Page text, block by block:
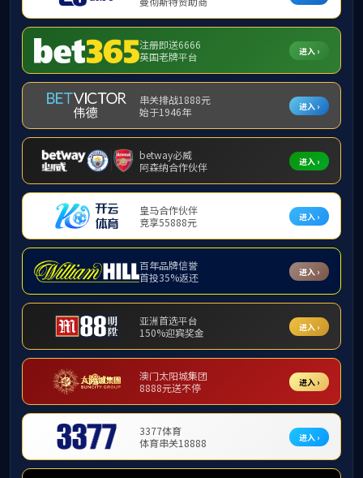
首页 部门概况 教育管理 本科生招生
思政工作
日常管理
资助工作
队伍建设
人民武装
教
资助工作